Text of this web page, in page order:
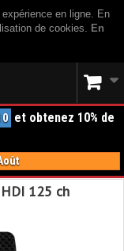
en ligne. En
de cookies. En
et obtenez 10% de
125 ch